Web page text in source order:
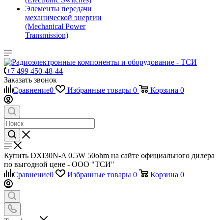
Элементы передачи
механической энергии
(Mechanical Power
Transmission)
+7 499 450-48-44
Заказать звонок
Сравнение0 Избранные товары 0 Корзина 0
Купить DXI30N-A 0.5W 50ohm на сайте официального дилера
по выгодной цене - ООО "ТСИ"
Сравнение0 Избранные товары 0 Корзина 0